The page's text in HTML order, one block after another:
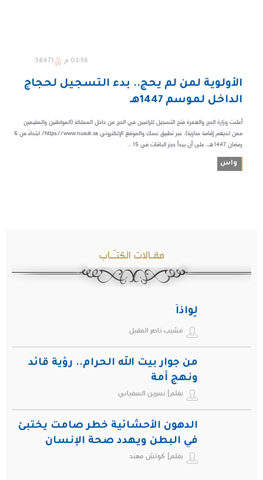
02:56 م 38471
الأولوية لمن لم يحج.. بدء التسجيل لحجاج
الداخل لموسم 1447هـ
أعلنت وزارة الحج والعمرة فتح التسجيل للراغبين في الحج من داخل المملكة (المواطنين والمقيمين
ممن لديهم إقامة سارية)، عبر تطبيق نسك والموقع الإلكتروني https://www.nusuk.sa/ ابتداءً من 6
رمضان 1447هـ، على أن يبدأ حجز الباقات في 15 ...
واس
مقـالات الكتـّـاب
لِواذاً
مشبب ناصر المقبل
من جوار بيت الله الحرام.. رؤية قائد
ونهج أمة
بقلم| نسرين السفياني
الدهون الأحشائية خطر صامت يختبئ
في البطن ويهدد صحة الإنسان
بقلم| كوتش مهند